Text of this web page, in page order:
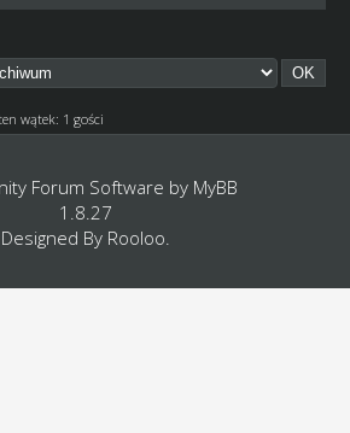
wątek: 1 gości
Forum Software by MyBB
1.8.27
Designed By Rooloo.